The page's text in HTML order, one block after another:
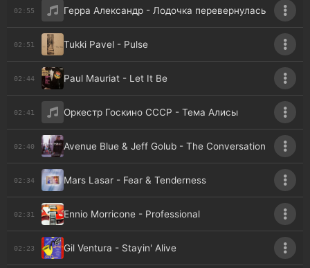
02:55 Герра Александр - Лодочка перевернулась
02:51 Tukki Pavel - Pulse
02:44 Paul Mauriat - Let It Be
02:41 Оркестр Госкино СССР - Тема Алисы
02:40 Avenue Blue & Jeff Golub - The Conversation
02:34 Mars Lasar - Fear & Tenderness
02:31 Ennio Morricone - Professional
02:23 Gil Ventura - Stayin' Alive